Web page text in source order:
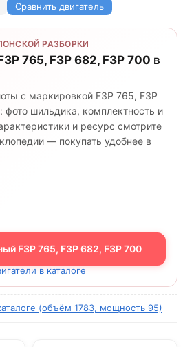
Сравнить двигатель
РАЗБОРКИ
765, F3P 682, F3P 700 в
с маркировкой F3P 765, F3P
фото шильдика, комплектность и
и ресурс смотрите
— покупать удобнее в
F3P 765, F3P 682, F3P 700
в каталоге
(объём 1783, мощность 95)